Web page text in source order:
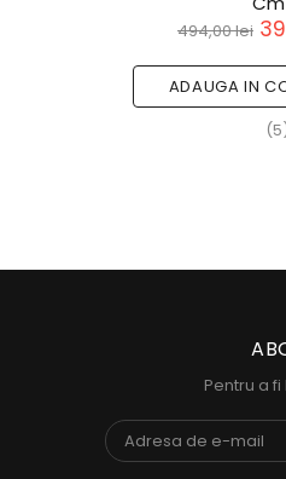
790,00 lei
ADAUGA IN
Pentru a